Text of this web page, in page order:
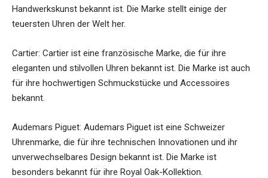
Handwerkskunst bekannt ist. Die Marke stellt einige der
teuersten Uhren der Welt her.
Cartier: Cartier ist eine französische Marke, die für ihre
eleganten und stilvollen Uhren bekannt ist. Die Marke ist auch
für ihre hochwertigen Schmuckstücke und Accessoires
bekannt.
Audemars Piguet: Audemars Piguet ist eine Schweizer
Uhrenmarke, die für ihre technischen Innovationen und ihr
unverwechselbares Design bekannt ist. Die Marke ist
besonders bekannt für ihre Royal Oak-Kollektion.